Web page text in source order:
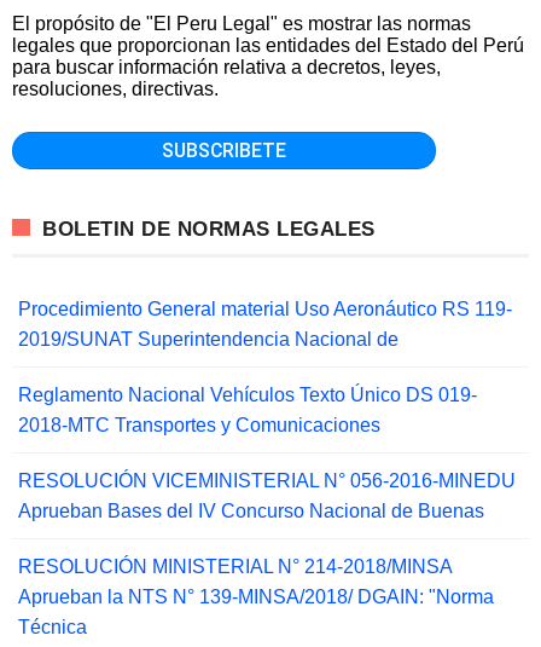
El propósito de "El Peru Legal" es mostrar las normas
legales que proporcionan las entidades del Estado del Perú
para buscar información relativa a decretos, leyes,
resoluciones, directivas.
BOLETIN DE NORMAS LEGALES
Procedimiento General material Uso Aeronáutico RS 119-
2019/SUNAT Superintendencia Nacional de
Reglamento Nacional Vehículos Texto Único DS 019-
2018-MTC Transportes y Comunicaciones
RESOLUCIÓN VICEMINISTERIAL N° 056-2016-MINEDU
Aprueban Bases del IV Concurso Nacional de Buenas
RESOLUCIÓN MINISTERIAL N° 214-2018/MINSA
Aprueban la NTS N° 139-MINSA/2018/ DGAIN: "Norma
Técnica